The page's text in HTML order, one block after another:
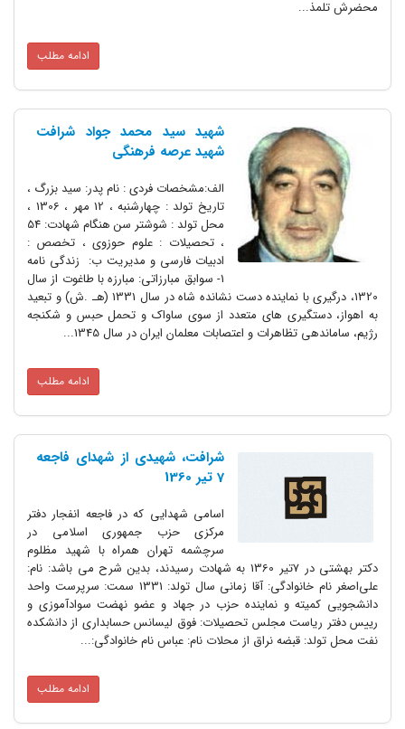
شهید سید محمد جواد شرافت
شهید عرصه فرهنگی
الف:مشخصات فردی : نام پدر: سید بزرگ ،
تاریخ تولد : چهارشنبه ، 12 مهر ، 1306 ،
محل تولد : شوشتر سن هنگام شهادت: 54
، تحصیلات : علوم حوزوی ، تخصص :
ادبیات فارسی و مدیریت ب: زندگی نامه
1- سوابق مبارزاتی: مبارزه با طاغوت از سال
1320، درگیری با نماینده دست نشانده شاه در سال 1331 (هـ .ش) و تبعید
های متعدد از سوی ساواک و تحمل حبس و شکنجه
تظاهرات و اعتصابات معلمان ایران در سال 1345...
شرافت، شهیدی از شهدای فاجعه
7 تیر 1360
اسامی شهدایی که در فاجعه انفجار دفتر
مرکزی حزب جمهوری اسلامی در
سرچشمه تهران همراه با شهید مظلوم
دکتر بهشتی در 7تیر 1360 به شهادت رسیدند، بدین شرح می باشد: نام:
علی‌اصغر نام خانوادگی: آقا زمانی سال تولد: 1331 سمت: سرپرست واحد
و نماینده حزب در جهاد و عضو نهضت سوادآموزی و
مجلس تحصیلات: فوق لیسانس حسابداری از دانشکده
قبضه نراق از محلات نام: عباس نام خانوادگی:...